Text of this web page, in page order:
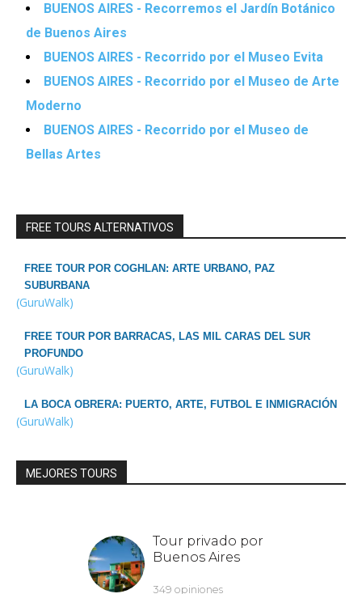
BUENOS AIRES - Recorremos el Jardín Botánico
de Buenos Aires
BUENOS AIRES - Recorrido por el Museo Evita
BUENOS AIRES - Recorrido por el Museo de Arte
Moderno
BUENOS AIRES - Recorrido por el Museo de
Bellas Artes
FREE TOURS ALTERNATIVOS
FREE TOUR POR COGHLAN: ARTE URBANO, PAZ
SUBURBANA
(GuruWalk)
FREE TOUR POR BARRACAS, LAS MIL CARAS DEL SUR
PROFUNDO
(GuruWalk)
LA BOCA OBRERA: PUERTO, ARTE, FUTBOL E INMIGRACIÓN
(GuruWalk)
MEJORES TOURS